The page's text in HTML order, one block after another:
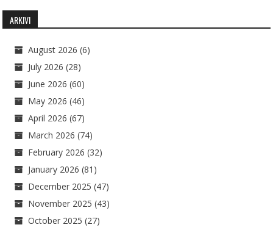
ARKIVI
August 2026 (6)
July 2026 (28)
June 2026 (60)
May 2026 (46)
April 2026 (67)
March 2026 (74)
February 2026 (32)
January 2026 (81)
December 2025 (47)
November 2025 (43)
October 2025 (27)